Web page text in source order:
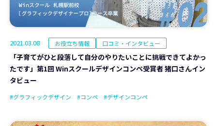
2021.03.08 お役立ち情報 口コミ・インタビュー
「子育てがひと段落して自分のやりたいことに挑戦できてよかっ
たです」第1回 Winスクールデザインコンペ受賞者 猪口さんイン
タビュー
#グラフィックデザイン #コンペ #デザインコンペ